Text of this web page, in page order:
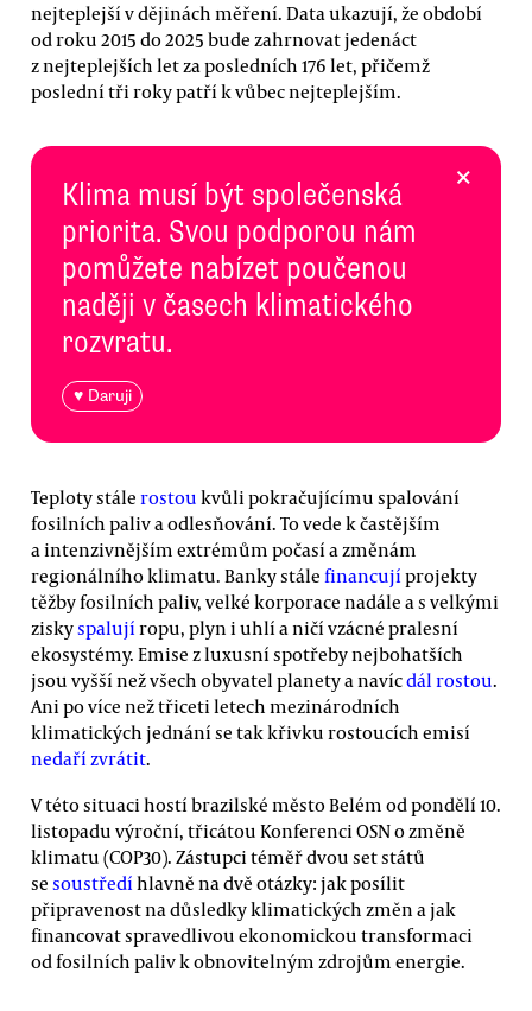
nejteplejší v dějinách měření. Data ukazují, že období
od roku 2015 do 2025 bude zahrnovat jedenáct
z nejteplejších let za posledních 176 let, přičemž
poslední tři roky patří k vůbec nejteplejším.
Klima musí být společenská
priorita. Svou podporou nám
pomůžete nabízet poučenou
naději v časech klimatického
rozvratu.
♥ Daruji
×
Teploty stále rostou kvůli pokračujícímu spalování
fosilních paliv a odlesňování. To vede k častějším
a intenzivnějším extrémům počasí a změnám
regionálního klimatu. Banky stále financují projekty
těžby fosilních paliv, velké korporace nadále a s velkými
ziskyspalují ropu, plyn i uhlí a ničí vzácné pralesní
ekosystémy. Emise z luxusní spotřeby nejbohatších
jsou vyšší než všech obyvatel planety a navícdál rostou.
Ani po více než třiceti letech mezinárodních
klimatických jednání se tak křivku rostoucích emisí
nedaří zvrátit.
V této situaci hostí brazilské město Belém od pondělí 10.
listopadu výroční, třicátou Konferenci OSN o změně
klimatu (COP30). Zástupci téměř dvou set států
se soustředí hlavně na dvě otázky: jak posílit
připravenost na důsledky klimatických změn a jak
financovat spravedlivou ekonomickou transformaci
od fosilních paliv k obnovitelným zdrojům energie.